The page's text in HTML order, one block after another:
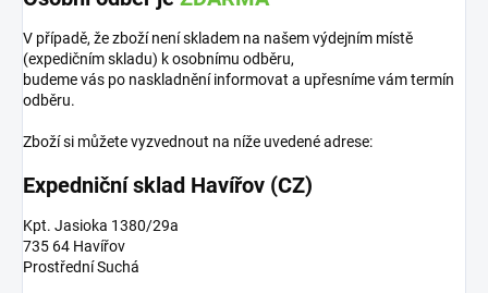
V případě, že zboží není skladem na našem výdejním místě
(expedičním skladu) k osobnímu odběru,
budeme vás po naskladnění informovat a upřesníme vám termín
odběru.
Zboží si můžete vyzvednout na níže uvedené adrese:
Expedniční sklad Havířov (CZ)
Kpt. Jasioka 1380/29a
735 64 Havířov
Prostřední Suchá